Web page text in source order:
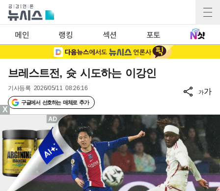
메인 랭킹 섹션 포토
브레스트전, 슛 시도하는 이강인
기사등록 2026/05/11 08:26:16
구글에서 선호하는 매체로 추가
가가
X